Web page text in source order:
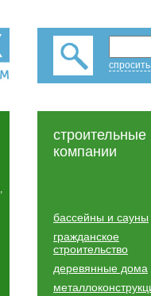
,
строительные
компании
бассейны и сауны
гражданское
строительство
деревянные дома